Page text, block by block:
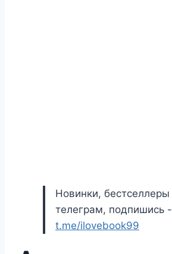
Новинки,
телеграм, подпишись -
t.me/ilovebook99